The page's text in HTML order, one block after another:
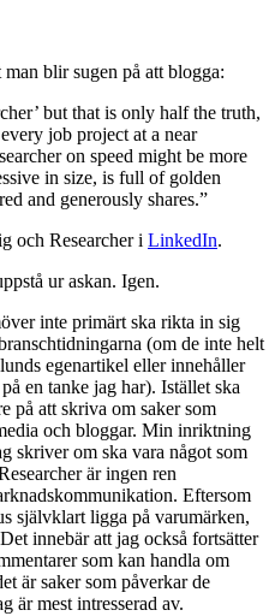
blir sugen på att blogga:
but that is only half the truth,
job project at a near
on speed might be more
in size, is full of golden
and generously shares.”
och Researcher i LinkedIn.
ur askan. Igen.
inte primärt ska rikta in sig
(om de inte helt
egenartikel eller innehåller
en tanke jag har). Istället ska
på att skriva om saker som
och bloggar. Min inriktning
skriver om ska vara något som
är ingen ren
Eftersom
självklart ligga på varumärken,
innebär att jag också fortsätter
som kan handla om
är saker som påverkar de
är mest intresserad av.